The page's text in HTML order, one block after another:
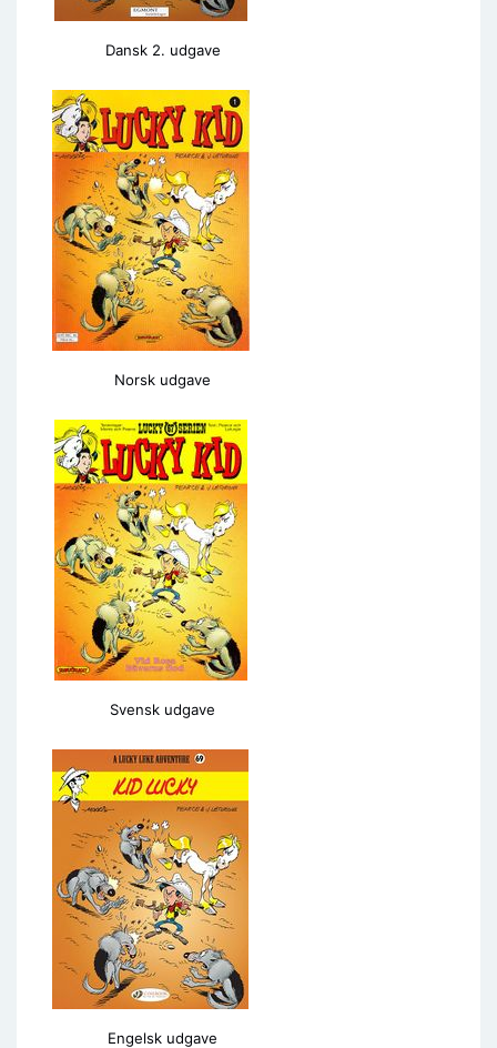
Dansk 2. udgave
Norsk udgave
Svensk udgave
Engelsk udgave